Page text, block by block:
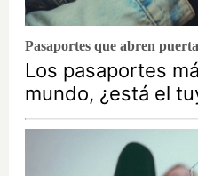
Pasaportes que abren
Los pasaportes
mundo, ¿está el